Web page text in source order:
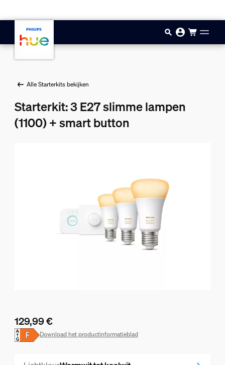
Alle Starterkits bekijken
Starterkit: 3 E27 slimme lampen
(1100) + smart button
De huidige prijs is 129,99 €
129,99 €
Download het productinformatieblad